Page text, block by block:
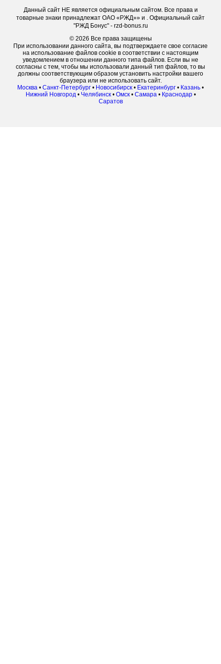
Данный сайт НЕ является официальным сайтом. Все права и
товарные знаки принадлежат ОАО «РЖД»» и . Официальный сайт
"РЖД Бонус" - rzd-bonus.ru
© 2026 Все права защищены
При использовании данного сайта, вы подтверждаете свое согласие
на использование файлов cookie в соответствии с настоящим
уведомлением в отношении данного типа файлов. Если вы не
согласны с тем, чтобы мы использовали данный тип файлов, то вы
должны соответствующим образом установить настройки вашего
браузера или не использовать сайт.
Москва • Санкт-Петербург • Новосибирск • Екатеринбург • Казань •
Нижний Новгород• Челябинск• Омск• Самара• Краснодар•
Саратов